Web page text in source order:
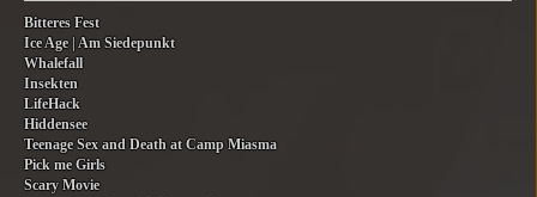
Bitteres Fest
Ice Age | Am Siedepunkt
Whalefall
Insekten
LifeHack
Hiddensee
Teenage Sex and Death at Camp Miasma
Pick me Girls
Scary Movie